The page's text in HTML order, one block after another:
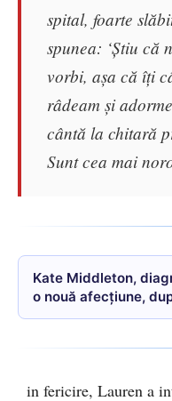
spital, foarte
spunea: ‘Știu că
vorbi, așa că îți
râdeam și
cântă la chitară
Sunt cea mai
Kate Middleton,
o nouă afecțiune,
că suferă de cancer
in fericire, Lauren a